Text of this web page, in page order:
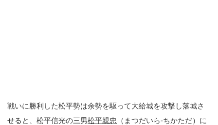
戦いに勝利した松平勢は余勢を駆って大給城を攻撃し落城さ
せると、松平信光の三男松平親忠
（まつだいら-ちかただ）に